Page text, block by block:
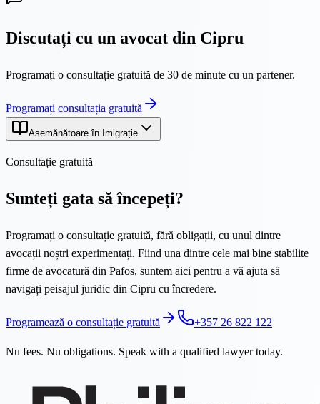
Discutați cu un avocat din Cipru
Programați o consultație gratuită de 30 de minute cu un partener.
Programați consultația gratuită
Asemănătoare în Imigrație
Consultație gratuită
Sunteți gata să începeți?
Programați o consultație gratuită, fără obligații, cu unul dintre
avocații noștri experimentați. Fiind una dintre cele mai bine stabilite
firme de avocatură din Pafos, suntem aici pentru a vă ajuta să
navigați peisajul juridic din Cipru cu încredere.
Programează o consultație gratuită +357 26 822 122
Nu fees. Nu obligations. Speak with a qualified lawyer today.